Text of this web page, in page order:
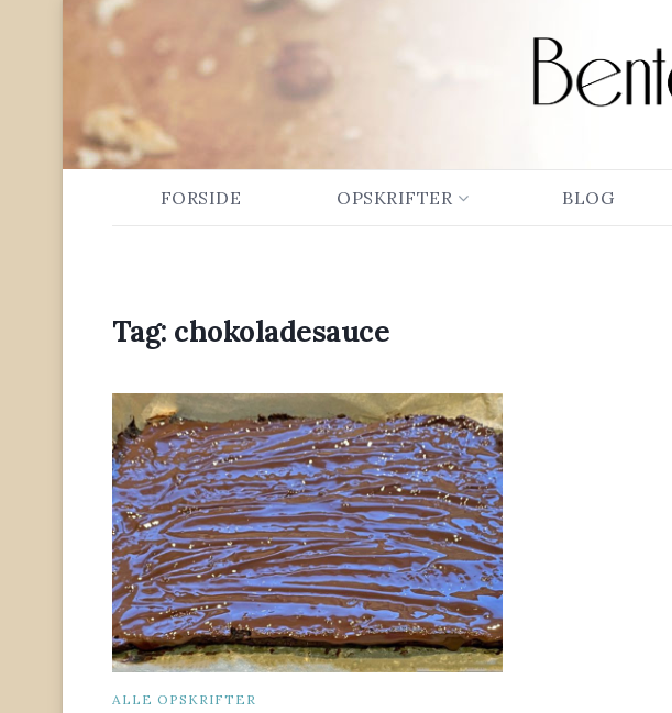
FORSIDE OPSKRIFTER BLOG
Tag: chokoladesauce
ALLE OPSKRIFTER